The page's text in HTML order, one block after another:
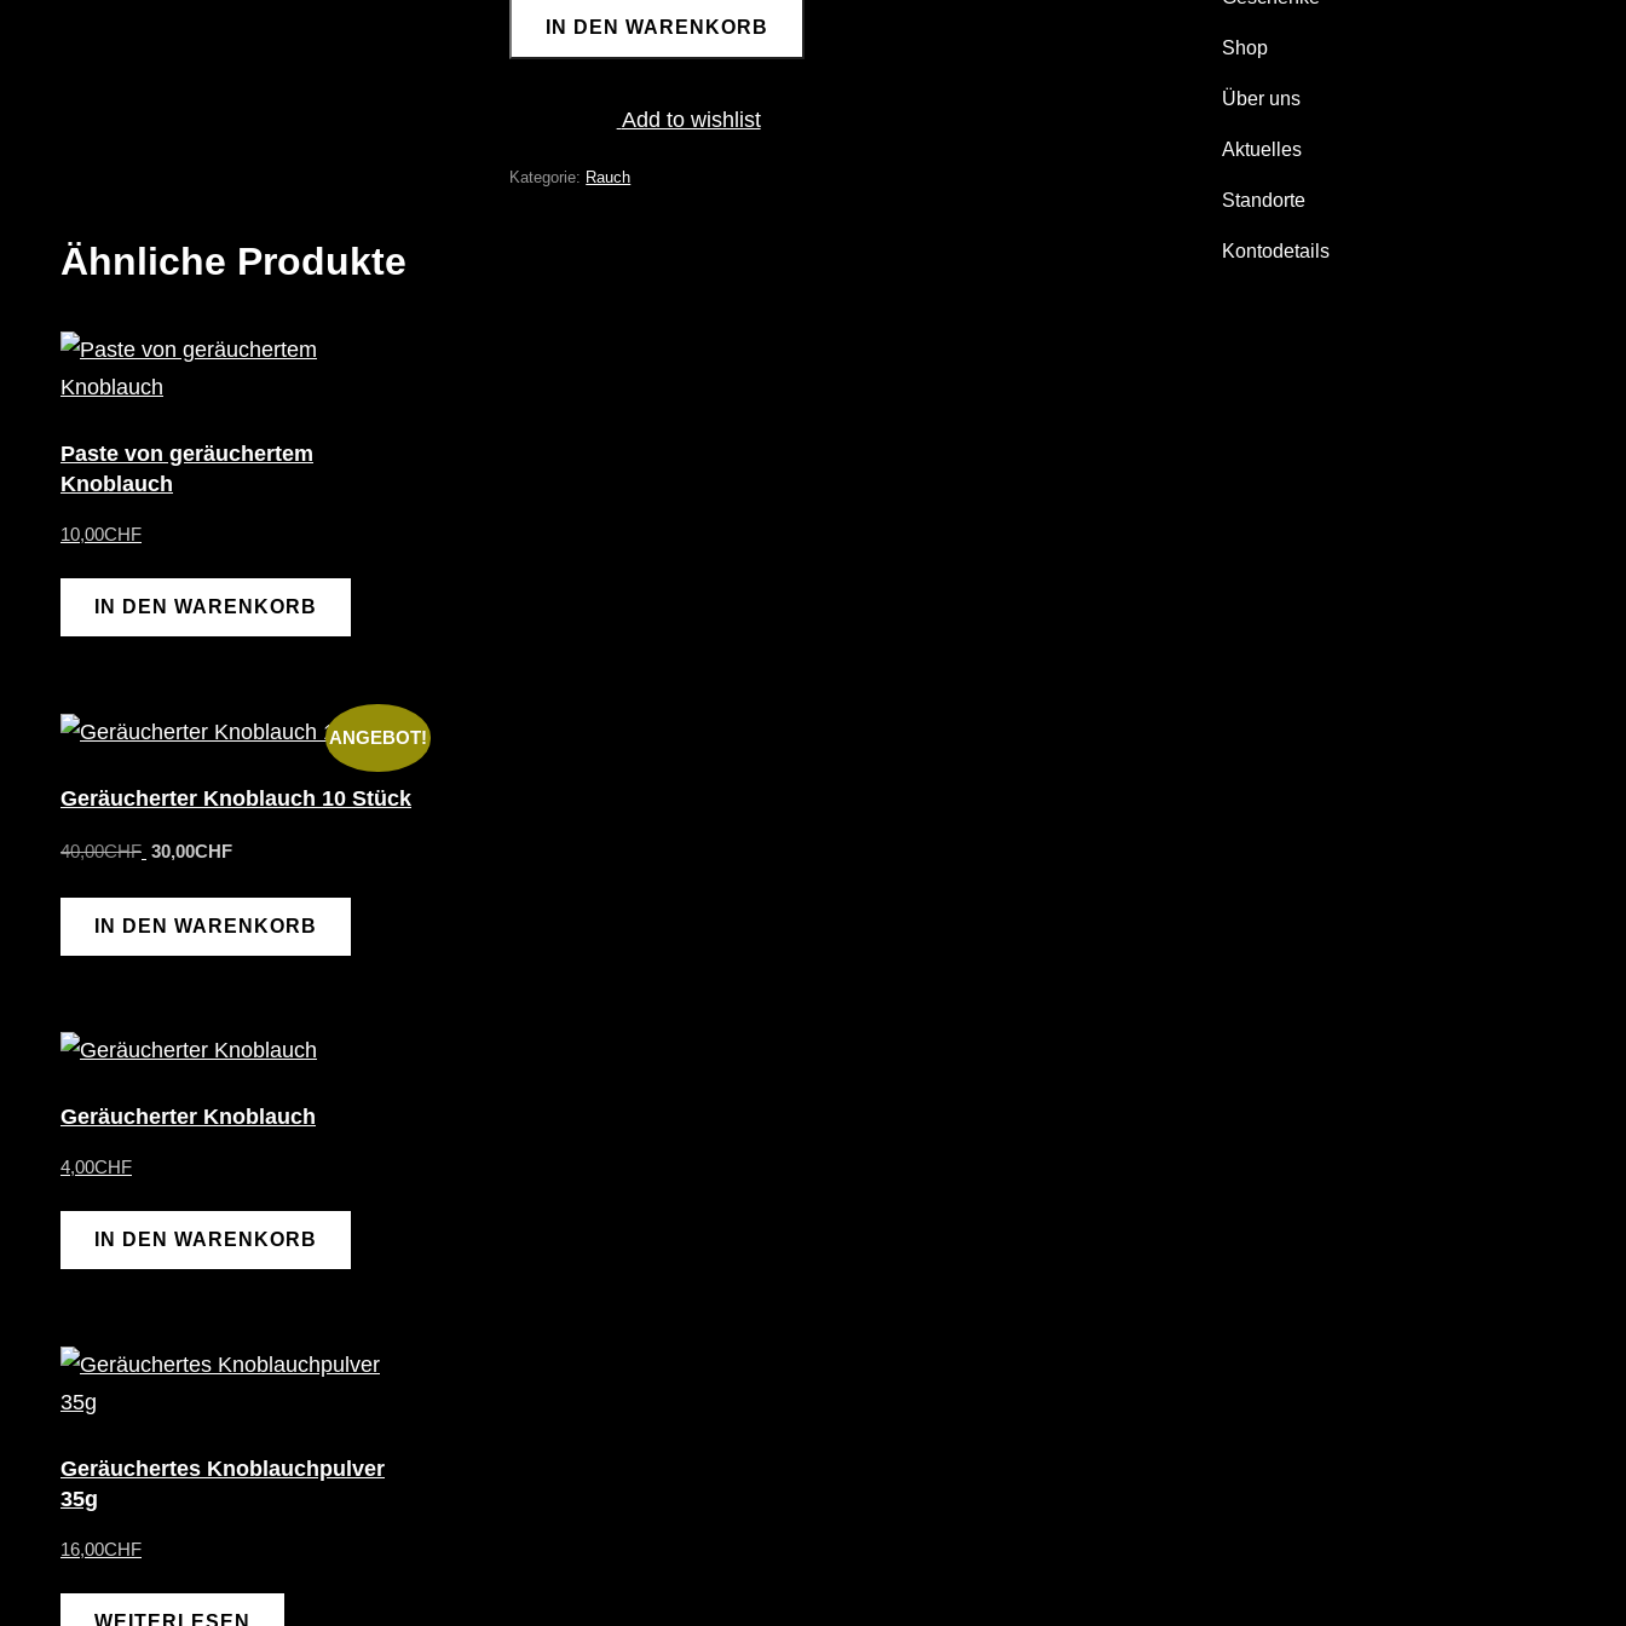
STÜCK
MENGE
IN DEN WARENKORB
Add to wishlist
Kategorie: Rauch
Ähnliche Produkte
Paste von geräuchertem
Knoblauch
10,00CHF
IN DEN WARENKORB
ANGEBOT!
Geräucherter Knoblauch 10 Stück
40,00CHF Ursprünglicher
40,00CHF
30,00CHF
30,00CHF.
IN DEN WARENKORB
Geräucherter Knoblauch
4,00CHF
IN DEN WARENKORB
Geräuchertes Knoblauchpulver
35g
16,00CHF
WEITERLESEN
Shop
Über uns
Aktuelles
Standorte
Kontodetails